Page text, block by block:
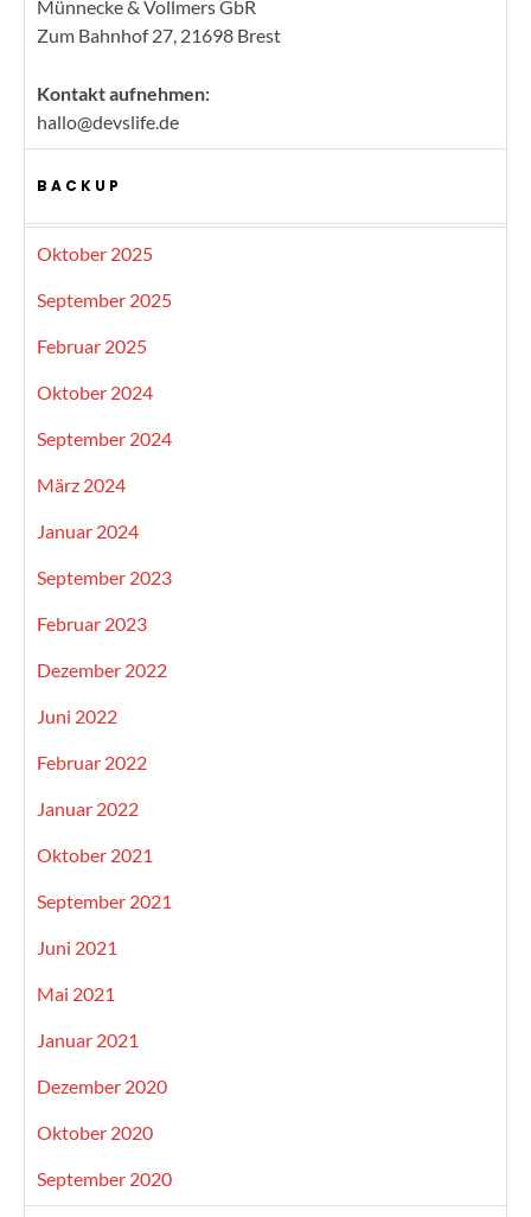
Münnecke & Vollmers GbR
Zum Bahnhof 27, 21698 Brest
Kontakt aufnehmen:
hallo@devslife.de
BACKUP
Oktober 2025
September 2025
Februar 2025
Oktober 2024
September 2024
März 2024
Januar 2024
September 2023
Februar 2023
Dezember 2022
Juni 2022
Februar 2022
Januar 2022
Oktober 2021
September 2021
Juni 2021
Mai 2021
Januar 2021
Dezember 2020
Oktober 2020
September 2020